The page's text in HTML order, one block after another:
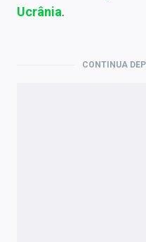
Brasil
Ucrânia.
CONTINUA